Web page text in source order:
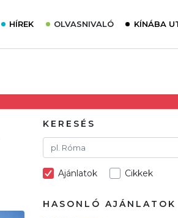
HÍREK OLVASNIVALÓ
Utazómajom – CitySIM
Élménybeszámolók
Szállodalátogatás
Sajtómegjelenések
KÍNÁBA
KERESÉS
Ajánlatok Cikkek
HASONLÓ AJÁNLATOK